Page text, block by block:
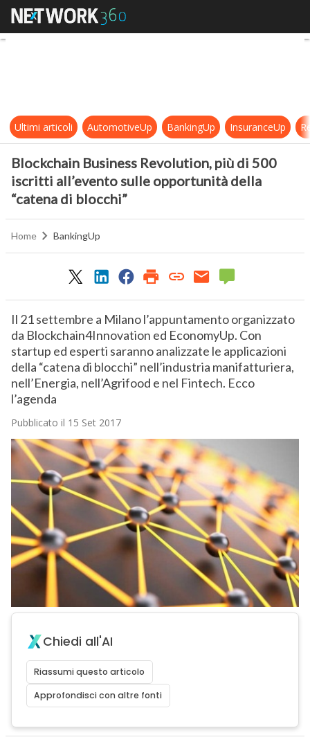
Blockchain Business Revolution,
Ultimi articoli AutomotiveUp BankingUp InsuranceUp
Blockchain Business Revolution, più di 500
iscritti all’evento sulle opportunità della
“catena di blocchi”
Home BankingUp
Il 21 settembre a Milano l’appuntamento organizzato
da Blockchain4Innovation ed EconomyUp. Con
startup ed esperti saranno analizzate le applicazioni
della “catena di blocchi” nell’industria manifatturiera,
nell’Energia, nell’Agrifood e nel Fintech. Ecco
l’agenda
Pubblicato il 15 Set 2017
Chiedi all'AI
Riassumi questo articolo
Approfondisci con altre fonti